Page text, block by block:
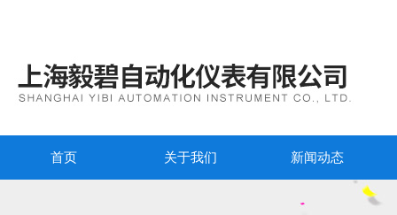
首页 关于我们 新闻动态